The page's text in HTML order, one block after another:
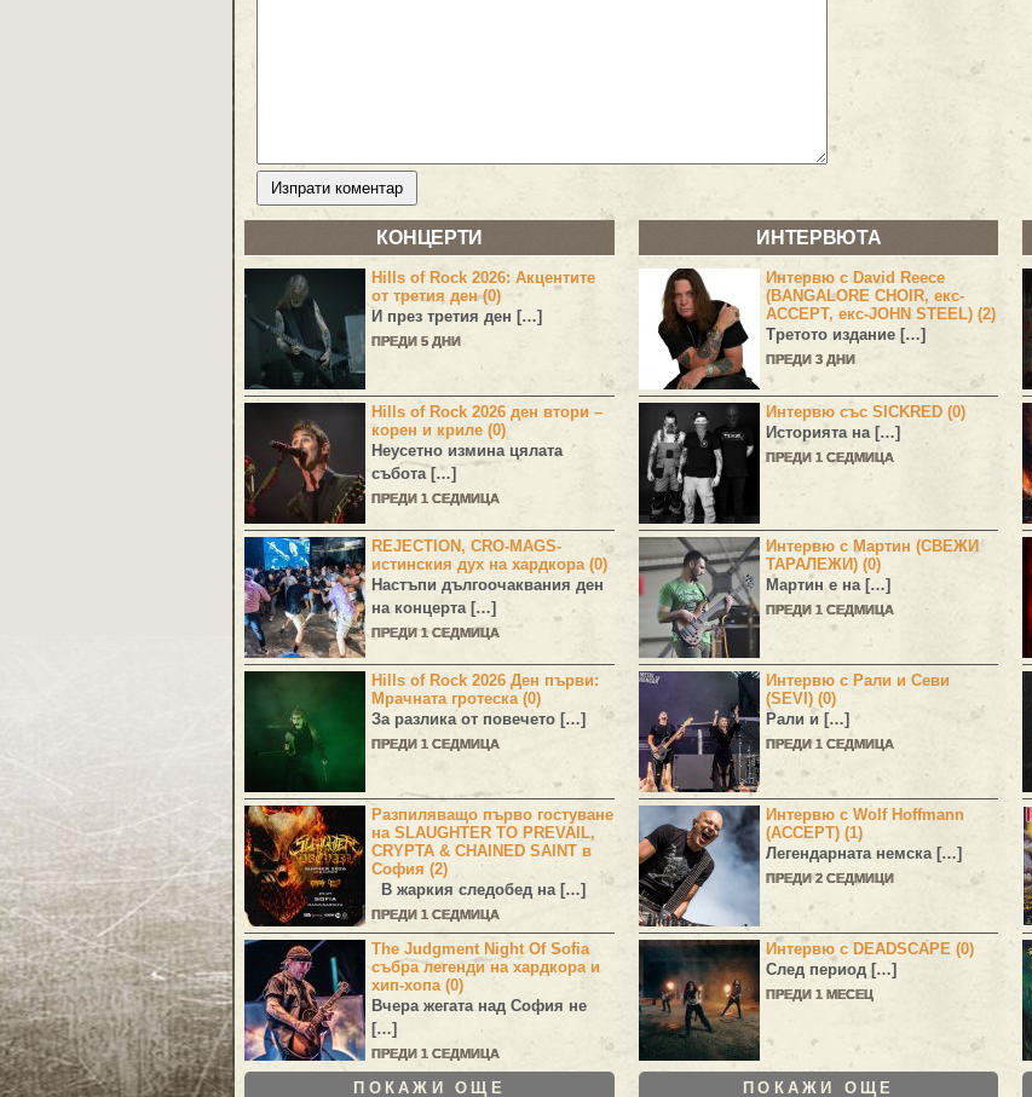
КОНЦЕРТИ
Hills of Rock 2026: Акцентите
от третия ден (0)
И през третия ден […]
ПРЕДИ 5 ДНИ
Hills of Rock 2026 ден втори –
корен и криле (0)
Неусетно измина цялата
събота […]
ПРЕДИ 1 СЕДМИЦА
REJECTION, CRO-MAGS-
истинския дух на хардкора (0)
Настъпи дългоочаквания ден
на концерта […]
ПРЕДИ 1 СЕДМИЦА
Hills of Rock 2026 Ден първи:
Мрачната гротеска (0)
За разлика от повечето […]
ПРЕДИ 1 СЕДМИЦА
Разпиляващо първо гостуване
на SLAUGHTER TO PREVAIL,
CRYPTA & CHAINED SAINT в
София (2)
В жаркия следобед на […]
ПРЕДИ 1 СЕДМИЦА
The Judgment Night Of Sofia
събра легенди на хардкора и
хип-хопа (0)
Вчера жегата над София не
[…]
ПРЕДИ 1 СЕДМИЦА
ПОКАЖИ ОЩЕ
ИНТЕРВЮТА
Интервю с David Reece
(BANGALORE CHOIR, екс-
ACCEPT, екс-JOHN STEEL) (2)
Третото издание […]
ПРЕДИ 3 ДНИ
Интервю със SICKRED (0)
Историята на […]
ПРЕДИ 1 СЕДМИЦА
Интервю с Мартин (СВЕЖИ
ТАРАЛЕЖИ) (0)
Мартин е на […]
ПРЕДИ 1 СЕДМИЦА
Интервю с Рали и Севи
(SEVI) (0)
Рали и […]
ПРЕДИ 1 СЕДМИЦА
Интервю с Wolf Hoffmann
(ACCEPT) (1)
Легендарната немска […]
ПРЕДИ 2 СЕДМИЦИ
Интервю с DEADSCAPE (0)
След период […]
ПРЕДИ 1 МЕСЕЦ
ПОКАЖИ ОЩЕ